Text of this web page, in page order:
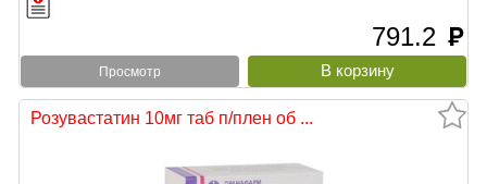
791.2 руб
Просмотр
Розувастатин 10мг таб п/плен об ...